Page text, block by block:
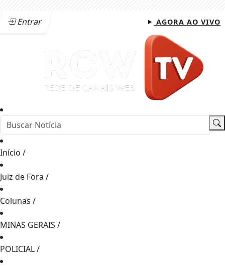
Entrar AGORA AO VIVO
Início /
Juiz de Fora /
Colunas /
MINAS GERAIS /
POLICIAL/